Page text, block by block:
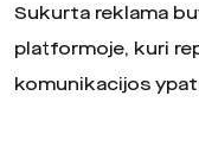
Sukurta reklama
platformoje, kuri
komunikacijos